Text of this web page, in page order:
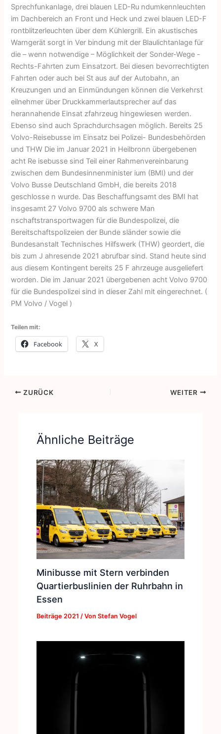
Sprechfunkanlage, drei blauen LED-Ru ndumkennleuchten
im Dachbereich an Front und Heck und zwei blauen LED-F
rontblitzerleuchten über dem Kühlergrill. Ein akustisches
Warngerät sorgt in Ver bindung mit der Blaulichtanlage für
die – wenn notwendige – Möglichkeit der Sonder-Wege -
Rechts-Fahrten zum Einsatzort. Bei diesen bevorrechtigten
Fahrten oder auch bei St aus auf der Autobahn, an
Kreuzungen und an Einmündungen können die Verkehrst
eilnehmer über Druckkammerlautsprecher auf das
herannahende Einsat zfahrzeug hingewiesen werden.
Ebenso sind auch Sprachdurchsagen möglich. Bereits 25
Volvo-Reisebusse im Einsatz bei Polizei- Bundesbehörden
und THW Die im Januar 2021 in Heilbronn übergebenen
acht Re isebusse sind Teil einer Rahmenvereinbarung
zwischen dem Bundesinnenminister ium (BMI) und der
Volvo Busse Deutschland GmbH, die bereits 2018
geschlosse n wurde. Das Beschaffungsamt des BMI hat
insgesamt 27 Volvo 9700 als schwere Man
nschaftstransportwagen für die Bundespolizei, die
Bereitschaftspolizeien der Bunde sländer sowie die
Bundesanstalt Technisches Hilfswerk (THW) geordert, die
bis zum J ahresende 2021 abrufbar sind. Stand heute sind
aus diesem Kontingent bereits 25 F ahrzeuge ausgeliefert
worden. Die im Januar 2021 übergebenen acht Volvo 9700
für die Bundespolizei sind in dieser Zahl mit eingerechnet. (
PM Volvo / Vogel )
Teilen mit:
Facebook X
ZURÜCK WEITER
Ähnliche Beiträge
Minibusse mit Stern verbinden
Quartierbuslinien der Ruhrbahn in
Essen
Beiträge 2021 / Von Stefan Vogel